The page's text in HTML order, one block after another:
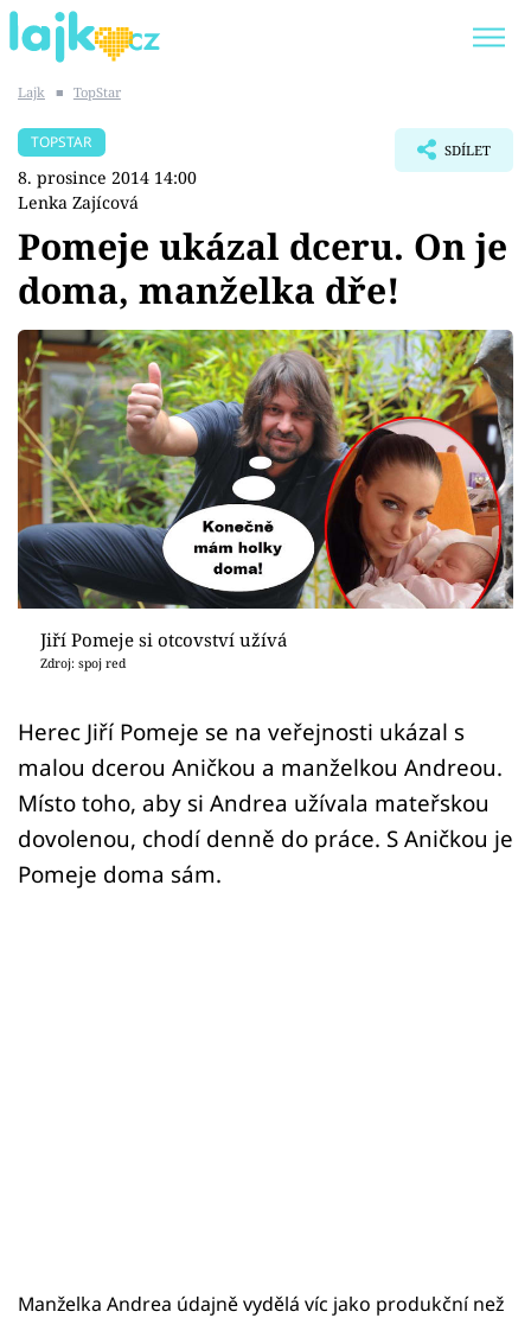
SHOPAHOLICADEL
Témata
Showbyznys
Youtubeři
Virály
Sex a vztahy
Videa
Sledujte prima+
Přihlášení
Sledujte nás
Lajk ■ TopStar
TOPSTAR
8. prosince 2014 14:00
Lenka Zajícová
SDÍLET
Pomeje ukázal dceru. On je
doma, manželka dře!
Jiří Pomeje si otcovství užívá
Zdroj: spoj red
Herec Jiří Pomeje se na veřejnosti ukázal s
malou dcerou Aničkou a manželkou Andreou.
Místo toho, aby si Andrea užívala mateřskou
dovolenou, chodí denně do práce. S Aničkou je
Pomeje doma sám.
Manželka Andrea údajně vydělá víc jako produkční než